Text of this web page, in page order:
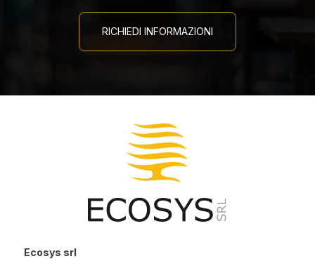
RICHIEDI INFORMAZIONI
Ecosys srl